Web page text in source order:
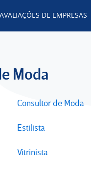
AVALIAÇÕES DE EMPRESAS
Moda
Consultor de Moda
Estilista
Vitrinista